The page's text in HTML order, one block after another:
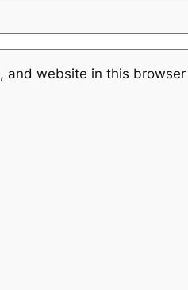
and website in this